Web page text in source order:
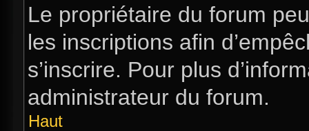
Le propriétaire du forum
les inscriptions afin
s’inscrire. Pour plus
administrateur du forum.
Haut